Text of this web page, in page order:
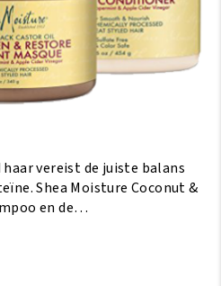
vereist de juiste balans
Shea Moisture Coconut &
en de…